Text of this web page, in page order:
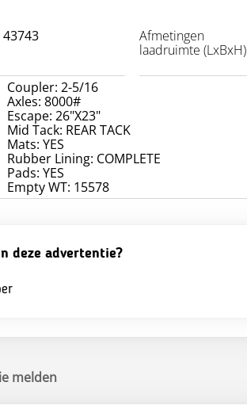
43743
Afmetingen
laadruimte (LxBxH)
Coupler: 2-5/16
Axles: 8000#
Escape: 26"X23"
Mid Tack: REAR TACK
Mats: YES
Rubber Lining: COMPLETE
Pads: YES
Empty WT: 15578
deze advertentie?
melden